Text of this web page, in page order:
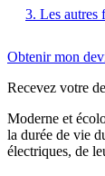
3. Les autres
Obtenir mon
Recevez votre
Moderne et
la durée de vie
électriques, de